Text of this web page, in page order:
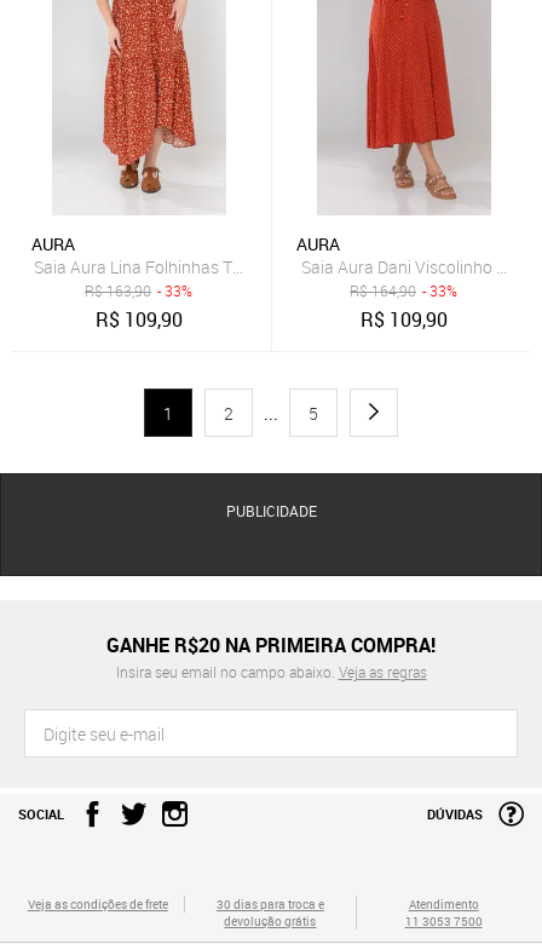
AURA
Saia Aura Lina Folhinhas Terracota
R$163,90 - 33%
R$ 109,90
AURA
Saia Aura Dani Viscolinho Poá
R$164,90 - 33%
R$ 109,90
1 2 ... 5
PUBLICIDADE
GANHE R$20 NA PRIMEIRA COMPRA!
Insira seu email no campo abaixo. Veja as regras
SOCIAL DÚVIDAS
Veja as condições de frete
30 dias para troca e
devolução grátis
Atendimento
11 3053 7500